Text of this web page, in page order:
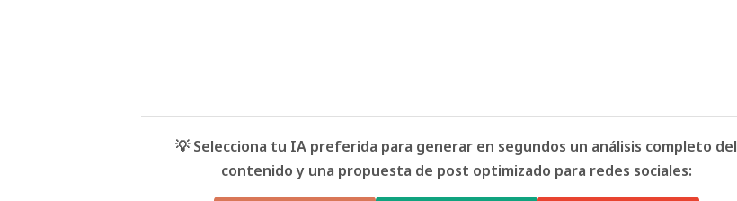
💡 Selecciona tu IA preferida para generar en segundos un análisis completo del
contenido y una propuesta de post optimizado para redes sociales: